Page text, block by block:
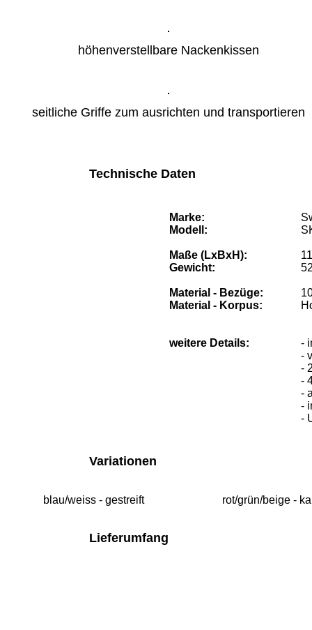
höhenverstellbare Nackenkissen
seitliche Griffe zum ausrichten und transportieren
Technische Daten
Marke:
Modell:
Maße (LxBxH):
Gewicht:
Material - Bezüge:
Material - Korpus:
weitere Details:
-
-
-
-
-
-
-
Variationen
blau/weiss - gestreift rot/grün/beige -
Lieferumfang